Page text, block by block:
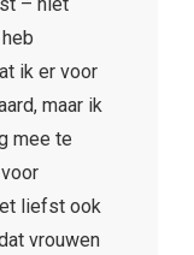
ik er voor
maar ik
mee te
liefst ook
vrouwen